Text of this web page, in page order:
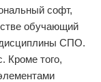
софт,
обучающий
СПО.
Кроме того,